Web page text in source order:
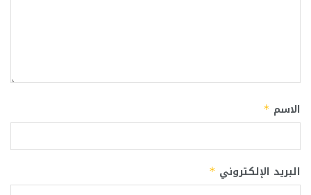
الاسم *
البريد الإلكتروني *